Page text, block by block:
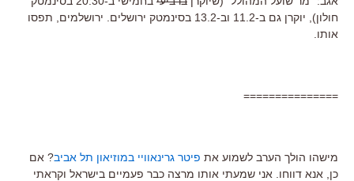
חולון), יוקרן גם ב-11.2 וב-13.2 בסינמטק ירושלים. ירושלמים, תפסו
אותו.
===============
מישהו הולך הערב לשמוע את פיטר גרינאוויי במוזיאון תל אביב? אם
כן, אנא דווחו. אני שמעתי אותו מרצה כבר פעמיים בישראל וקראתי